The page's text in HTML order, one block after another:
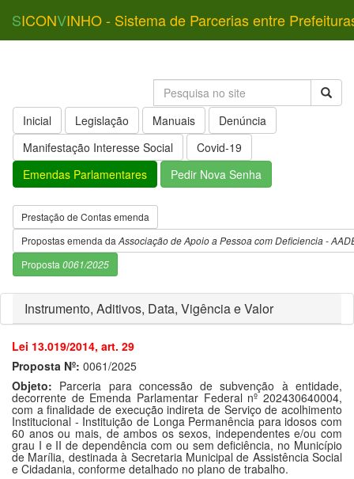
SICONVINHO - Sistema de Parcerias entre
Inicial Legislação Manuais
Denúncia
Manifestação Interesse Social
Covid-19
Emendas Parlamentares
Pedir Nova Senha
Prestação de Contas emenda
Propostas emenda da Associação de Apoio a Pessoa com Deficiencia -
Proposta 0061/2025
Instrumento, Aditivos, Data, Vigência e Valor
Lei 13.019/2014, art. 29
Proposta Nº: 0061/2025
Objeto: Parceria para concessão de subvenção à entidade,
decorrente de Emenda Parlamentar Federal nº 202430640004,
com a finalidade de execução indireta de Serviço de acolhimento
Institucional - Instituição de Longa Permanência para idosos com
60 anos ou mais, de ambos os sexos, independentes e/ou com
grau I e II de dependência com ou sem deficiência, no Município
de Marília, destinada à Secretaria Municipal de Assistência Social
e Cidadania, conforme detalhado no plano de trabalho.